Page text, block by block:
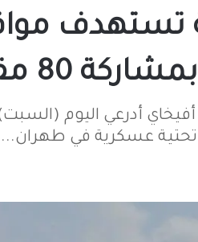
تستهدف
80 مقاتلة
أدرعي اليوم
عسكرية في طهران...